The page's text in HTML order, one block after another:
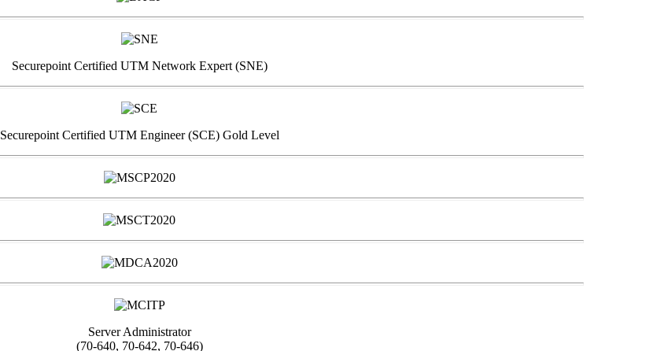
Securepoint Certified UTM Network Expert (SNE)
Securepoint Certified UTM Engineer (SCE) Gold Level
Server Administrator
(70-640, 70-642, 70-646)